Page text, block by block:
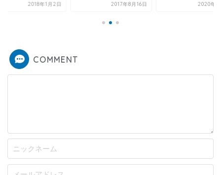
2018年1月2日 2017年8月16日 2020年3
COMMENT